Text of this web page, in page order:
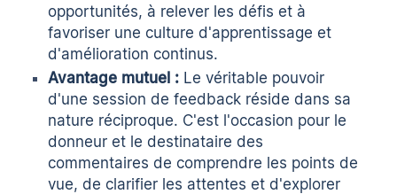
opportunités, à relever les défis et à
favoriser une culture d'apprentissage et
d'amélioration continus.
Avantage mutuel : Le véritable pouvoir
d'une session de feedback réside dans sa
nature réciproque. C'est l'occasion pour le
donneur et le destinataire des
commentaires de comprendre les points de
vue, de clarifier les attentes et d'explorer